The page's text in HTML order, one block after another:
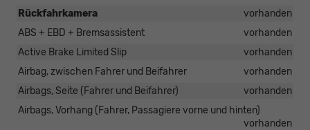
Rückfahrkamera
vorhanden
ABS + EBD + Bremsassistent
vorhanden
Active Brake Limited Slip
vorhanden
Airbag, zwischen Fahrer und Beifahrer
vorhanden
Airbags, Seite (Fahrer und Beifahrer)
vorhanden
Airbags, Vorhang (Fahrer, Passagiere vorne und hinten)
vorhanden